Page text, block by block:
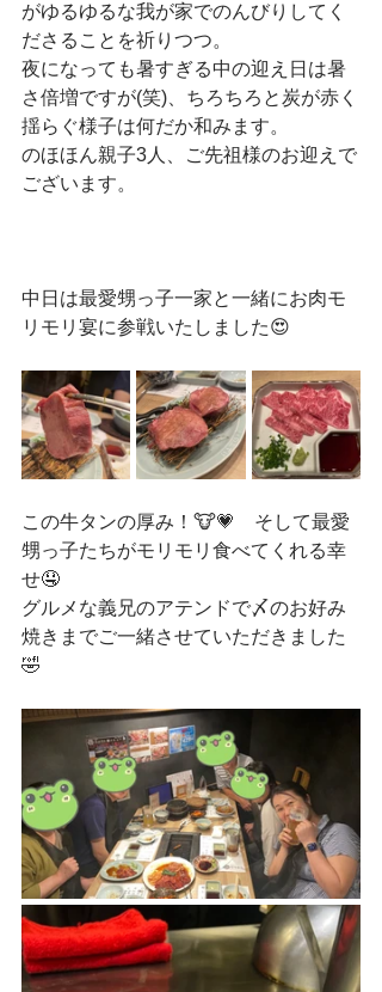
がゆるゆるな我が家でのんびりしてく
ださることを祈りつつ。
夜になっても暑すぎる中の迎え日は暑
さ倍増ですが(笑)、ちろちろと炭が赤く
揺らぐ様子は何だか和みます。
のほほん親子3人、ご先祖様のお迎えで
ございます。
中日は最愛甥っ子一家と一緒にお肉モ
リモリ宴に参戦いたしました😍
この牛タンの厚み！🐮💗　そして最愛
甥っ子たちがモリモリ食べてくれる幸
せ🤤
グルメな義兄のアテンドで〆のお好み
焼きまでご一緒させていただきました
🤣